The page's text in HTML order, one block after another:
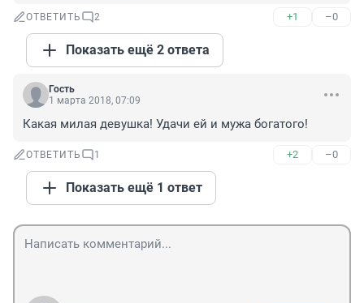
ОТВЕТИТЬ 2 +1 –0
Показать ещё 2 ответа
Гость
1 марта 2018, 07:09
Какая милая девушка! Удачи ей и мужа богатого!
ОТВЕТИТЬ 1 +2 –0
Показать ещё 1 ответ